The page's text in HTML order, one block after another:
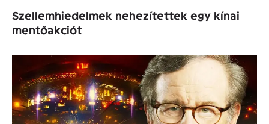
Szellemhiedelmek nehezítettek egy kínai
mentőakciót